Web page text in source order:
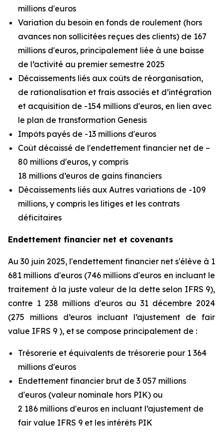
millions d'euros
Variation du besoin en fonds de roulement (hors
avances non sollicitées reçues des clients) de 167
millions d'euros, principalement liée à une baisse
de l’activité au premier semestre 2025
Décaissements liés aux coûts de réorganisation,
de rationalisation et frais associés et d’intégration
et acquisition de -154 millions d'euros, en lien avec
le plan de transformation Genesis
Impôts payés de -13 millions d'euros
Coût décaissé de l'endettement financier net de –
80 millions d'euros, y compris
18 millions d’euros de gains financiers
Décaissements liés aux Autres variations de -109
millions, y compris les litiges et les contrats
déficitaires
Endettement financier net et covenants
Au 30 juin 2025, l'endettement financier net s'élève à 1
681 millions d'euros (746 millions d'euros en incluant le
traitement à la juste valeur de la dette selon IFRS 9),
contre 1 238 millions d'euros au 31 décembre 2024
(275 millions d’euros incluant l’ajustement de fair
value IFRS 9 ), et se compose principalement de :
Trésorerie et équivalents de trésorerie pour 1 364
millions d'euros
Endettement financier brut de 3 057 millions
d'euros (valeur nominale hors PIK) ou
2 186 millions d'euros en incluant l’ajustement de
fair value IFRS 9 et les intérêts PIK